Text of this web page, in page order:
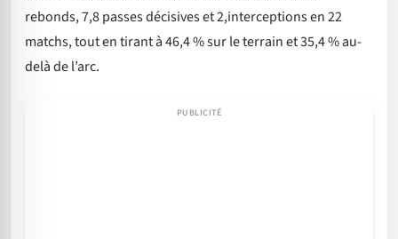
rebonds, 7,8 passes décisives et 2,interceptions en 22
matchs, tout en tirant à 46,4 % sur le terrain et 35,4 % au-
delà de l’arc.